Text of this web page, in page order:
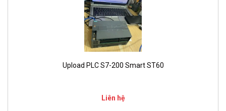
Upload PLC S7-200 Smart ST60
Liên hệ